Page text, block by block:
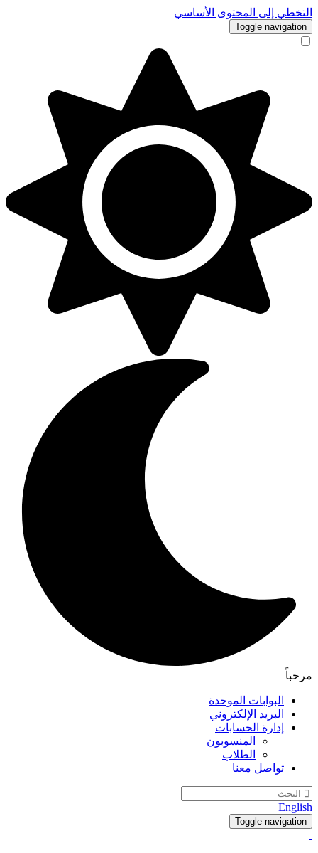
التخطي إلى المحتوى الأساسي
Toggle navigation
مرحباً
البوابات الموحدة
البريد الإلكتروني
إدارة الحسابات
المنسوبون
الطلاب
تواصل معنا
English
Toggle navigation